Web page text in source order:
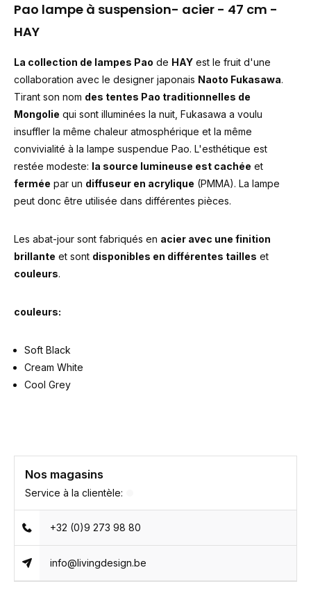
Pao lampe à suspension- acier - 47 cm -
HAY
La collection de lampes Pao de HAY est le fruit d'une
collaboration avec le designer japonais Naoto Fukasawa.
Tirant son nom des tentes Pao traditionnelles de
Mongolie qui sont illuminées la nuit, Fukasawa a voulu
insuffler la même chaleur atmosphérique et la même
convivialité à la lampe suspendue Pao. L'esthétique est
restée modeste: la source lumineuse est cachée et
fermée par un diffuseur en acrylique (PMMA). La lampe
peut donc être utilisée dans différentes pièces.
Les abat-jour sont fabriqués en acier avec une finition
brillante et sont disponibles en différentes tailles et
couleurs.
couleurs:
Soft Black
Cream White
Cool Grey
Nos magasins
Service à la clientèle:
+32 (0)9 273 98 80
info@livingdesign.be